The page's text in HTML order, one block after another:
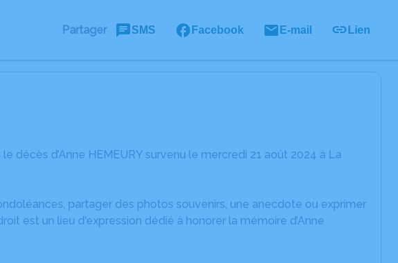
Partager SMS Facebook E-mail Lien
décès d’Anne HEMEURY survenu le mercredi 21 août 2024 à La
partager des photos souvenirs, une anecdote ou exprimer
est un lieu d'expression dédié à honorer la mémoire d’Anne